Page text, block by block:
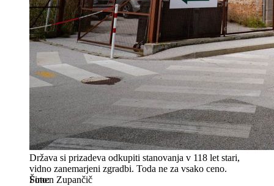
Država si prizadeva odkupiti stanovanja v 118 let stari,
vidno zanemarjeni zgradbi. Toda ne za vsako ceno.
Šimen Zupančič